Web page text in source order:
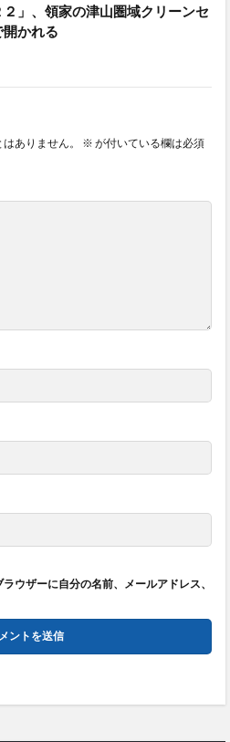
２」、領家の津山圏域クリーンセ
かれる
ありません。 ※ が付いている欄は必須
ウザーに自分の名前、メールアドレス、